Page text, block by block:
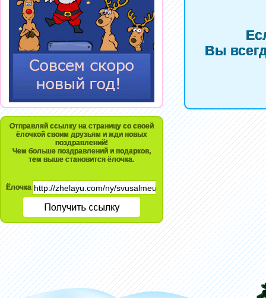
Отправляй ссылку на страницу со своей
ёлочкой своим друзьям и жди новых
поздравлений!
Чем больше поздравлений и подарков,
тем выше становится ёлочка.
Ёлочка
Вы